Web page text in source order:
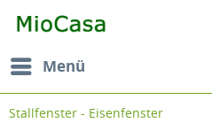
Menü
Stallfenster - Eisenfenster